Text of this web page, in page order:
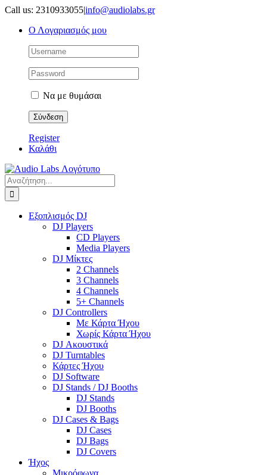
Μετάβαση
περιεχόμενο
Call us: 2310933055|info@audiolabs.gr
Ο Λογαριασμός μου
Να με θυμάσαι
Register
Καλάθι
Αναζήτηση
για:
Εξοπλισμός DJ
DJ Players
CD Players
Media Players
DJ Μίκτες
2 Channels
3 Channels
4 Channels
5+ Channels
DJ Controllers
Με Κάρτα Ήχου
Χωρίς Κάρτα Ήχου
DJ Ακουστικά
DJ Turntables
Κάρτες Ήχου
DJ Software
DJ Stands / DJ Booths
DJ Stands
DJ Booths
DJ Cases & Bags
DJ Cases
DJ Bags
DJ Covers
Ήχος
Μικρόφωνα